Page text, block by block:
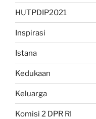
HUTPDIP2021
Inspirasi
Istana
Kedukaan
Keluarga
Komisi 2 DPR RI